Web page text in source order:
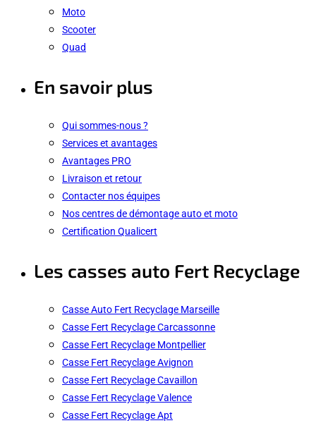
Moto
Scooter
Quad
En savoir plus
Qui sommes-nous ?
Services et avantages
Avantages PRO
Livraison et retour
Contacter nos équipes
Nos centres de démontage auto et moto
Certification Qualicert
Les casses auto Fert Recyclage
Casse Auto Fert Recyclage Marseille
Casse Fert Recyclage Carcassonne
Casse Fert Recyclage Montpellier
Casse Fert Recyclage Avignon
Casse Fert Recyclage Cavaillon
Casse Fert Recyclage Valence
Casse Fert Recyclage Apt